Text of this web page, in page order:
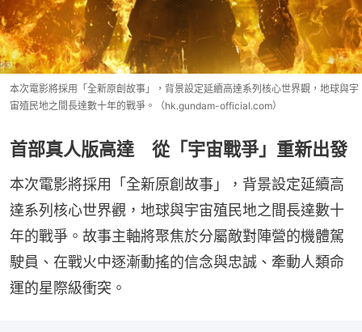
本次電影將採用「全新原創故事」，背景設定延續高達系列核心世界觀，地球與宇
宙殖民地之間長達數十年的戰爭。（hk.gundam-official.com）
首部真人版高達 從「宇宙戰爭」重新出發
本次電影將採用「全新原創故事」，背景設定延續高
達系列核心世界觀，地球與宇宙殖民地之間長達數十
年的戰爭。故事主軸將聚焦於分屬敵對陣營的機體駕
駛員、在戰火中逐漸動搖的信念與忠誠、牽動人類命
運的星際級衝突。